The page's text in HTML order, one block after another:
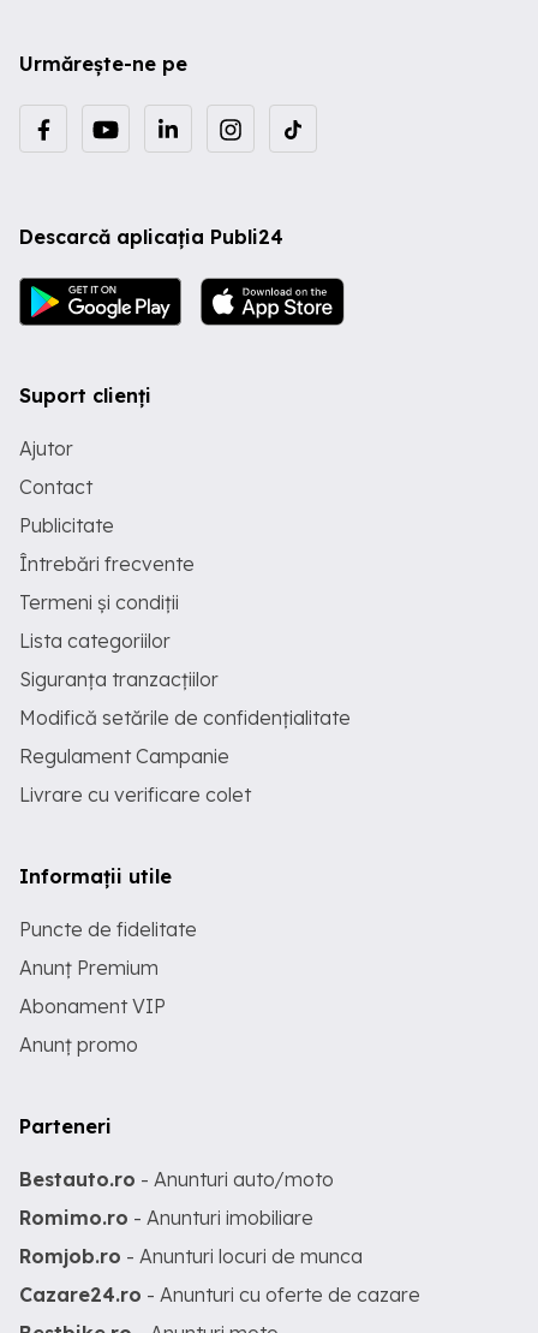
Urmărește-ne pe
Descarcă aplicația Publi24
Suport clienți
Ajutor
Contact
Publicitate
Întrebări frecvente
Termeni și condiții
Lista categoriilor
Siguranța tranzacțiilor
Modifică setările de confidențialitate
Regulament Campanie
Livrare cu verificare colet
Informații utile
Puncte de fidelitate
Anunț Premium
Abonament VIP
Anunț promo
Parteneri
Bestauto.ro - Anunturi auto/moto
Romimo.ro - Anunturi imobiliare
Romjob.ro - Anunturi locuri de munca
Cazare24.ro - Anunturi cu oferte de cazare